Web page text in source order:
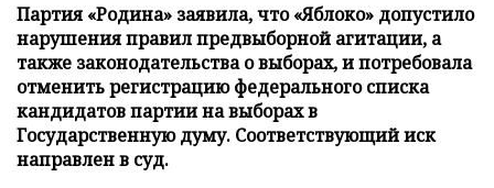
Партия «Родина» заявила, что «Яблоко» допустило
нарушения правил предвыборной агитации, а
также законодательства о выборах, и потребовала
отменить регистрацию федерального списка
кандидатов партии на выборах в
Государственную думу. Соответствующий иск
направлен в суд.